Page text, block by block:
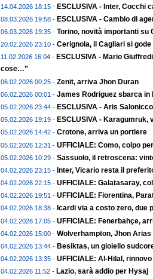
14.04.2026 18:15 - ESCLUSIVA - Inter, Cocchi
08.03.2026 19:58 - ESCLUSIVA - Cambio di
06.03.2026 19:35 - Torino, novità importanti su
20.02.2026 23:10 - Cerignola, il Cagliari si
11.02.2026 16:04 - ESCLUSIVA - Mario
cose…”
06.02.2026 00:25 - Zenit, arriva Jhon Duran
06.02.2026 00:01 - James Rodriguez sbarca in
05.02.2026 23:44 - ESCLUSIVA - Aris
05.02.2026 19:19 - ESCLUSIVA - Karagumruk,
05.02.2026 14:42 - Crotone, arriva un portiere
05.02.2026 12:31 - UFFICIALE: Como, colpo
05.02.2026 10:29 - Sassuolo, il retroscena:
04.02.2026 23:15 - Inter, Vicario resta il
04.02.2026 22:15 - UFFICIALE: Galatasaray,
04.02.2026 19:51 - UFFICIALE: Fiorentina,
04.02.2026 18:38 - Icardi via a costo zero, due
04.02.2026 17:05 - UFFICIALE: Fenerbahçe,
04.02.2026 15:00 - Wolverhampton, Jhon
04.02.2026 13:44 - Besiktas, un gioiello
04.02.2026 13:35 - UFFICIALE: Al-Hilal,
04.02.2026 11:52 - Lazio, sarà addio per Hysaj